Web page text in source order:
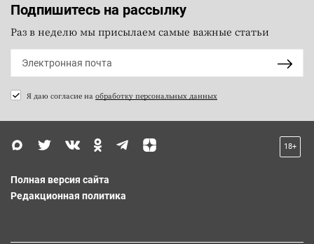
Подпишитесь на рассылку
Раз в неделю мы присылаем самые важные статьи
Я даю согласие на обработку персональных данных
18+
Полная версия сайта
Редакционная политика